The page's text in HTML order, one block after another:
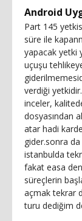
Android
Part 145
süre ile
yapacak yetki
uçuşu
verdiği
inceler,
dosyasından
atar hadi
gider.sonra
istanbulda
fakat easa
süreçlerin
açmak tekrar
turu dediğim